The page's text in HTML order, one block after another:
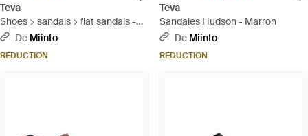
Teva
Shoes > sandals > flat sandals -
Marron
De Miinto
RÉDUCTION
Teva
Sandales Hudson - Marron
De Miinto
RÉDUCTION